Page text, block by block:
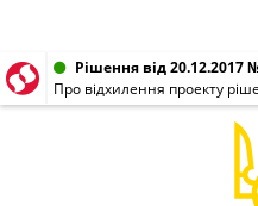
Рішення від 20.12.2017